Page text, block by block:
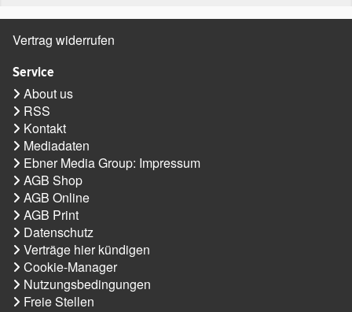
Vertrag widerrufen
Service
About us
RSS
Kontakt
Mediadaten
Ebner Media Group: Impressum
AGB Shop
AGB Online
AGB Print
Datenschutz
Verträge hier kündigen
Cookie-Manager
Nutzungsbedingungen
Freie Stellen